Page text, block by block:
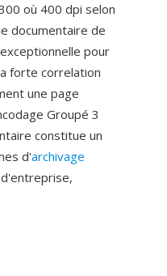
où 400 dpi selon
documentaire de
pour
forte correlation
une page
Groupé 3
constitue un
d'archivage